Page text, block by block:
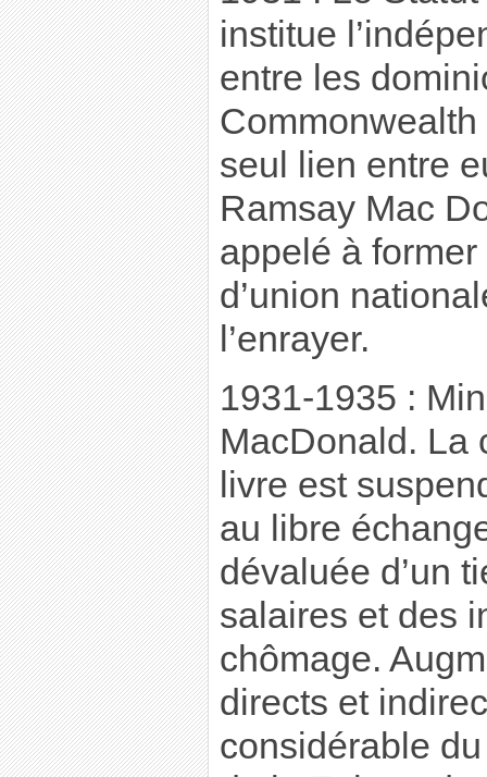
institue
entre les
seul lien entre
Ramsay Mac
appelé à
d’union
l’enrayer.
1931-1935 :
MacDonald. La
livre est
au libre
dévaluée d’un
salaires et des
chômage.
directs et
considérable